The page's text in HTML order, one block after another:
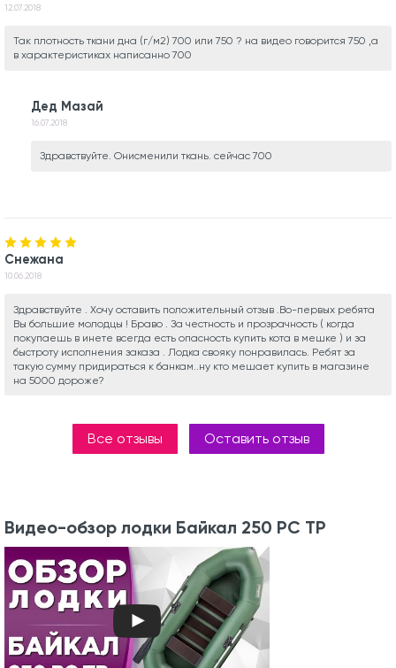
12.07.2018
Так плотность ткани дна (г/м2) 700 или 750 ? на видео говорится 750 ,а
в характеристиках написанно 700
Дед Мазай
16.07.2018
Здравствуйте. Онисменили ткань. сейчас 700
Снежана
10.06.2018
Здравствуйте . Хочу оставить положительный отзыв .Во-первых ребята
Вы большие молодцы ! Браво . За честность и прозрачность ( когда
покупаешь в инете всегда есть опасность купить кота в мешке ) и за
быстроту исполнения заказа . Лодка свояку понравилась. Ребят за
такую сумму придираться к банкам..ну кто мешает купить в магазине
на 5000 дороже?
Все отзывы Оставить отзыв
Видео-обзор лодки Байкал 250 РС ТР